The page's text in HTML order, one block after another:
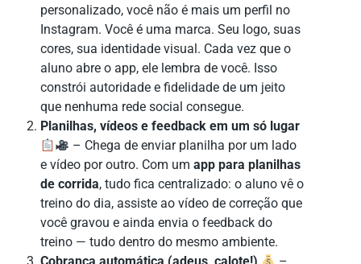
personalizado, você não é mais um perfil no
Instagram. Você é uma marca. Seu logo, suas
cores, sua identidade visual. Cada vez que o
aluno abre o app, ele lembra de você. Isso
constrói autoridade e fidelidade de um jeito
que nenhuma rede social consegue.
Planilhas, vídeos e feedback em um só lugar
– Chega de enviar planilha por um lado
e vídeo por outro. Com um app para planilhas
de corrida, tudo fica centralizado: o aluno vê o
treino do dia, assiste ao vídeo de correção que
você gravou e ainda envia o feedback do
treino — tudo dentro do mesmo ambiente.